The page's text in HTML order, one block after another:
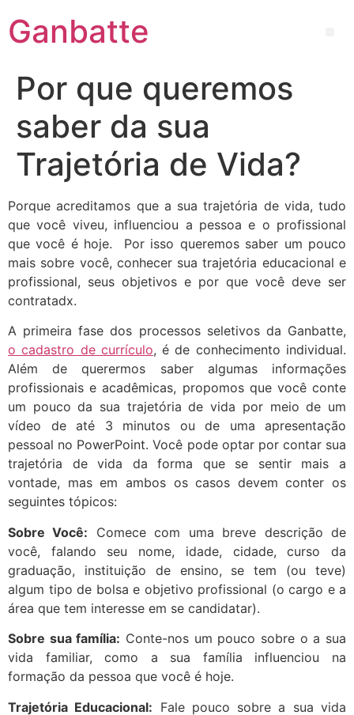
Ganbatte
Por que queremos
saber da sua
Trajetória de Vida?
Porque acreditamos que a sua trajetória de vida, tudo
que você viveu, influenciou a pessoa e o profissional
que você é hoje. Por isso queremos saber um pouco
mais sobre você, conhecer sua trajetória educacional e
profissional, seus objetivos e por que você deve ser
contratadx.
A primeira fase dos processos seletivos da Ganbatte,
o cadastro de currículo, é de conhecimento individual.
Além de querermos saber algumas informações
profissionais e acadêmicas, propomos que você conte
um pouco da sua trajetória de vida por meio de um
vídeo de até 3 minutos ou de uma apresentação
pessoal no PowerPoint. Você pode optar por contar sua
trajetória de vida da forma que se sentir mais a
vontade, mas em ambos os casos devem conter os
seguintes tópicos:
Sobre Você: Comece com uma breve descrição de
você, falando seu nome, idade, cidade, curso da
graduação, instituição de ensino, se tem (ou teve)
algum tipo de bolsa e objetivo profissional (o cargo e a
área que tem interesse em se candidatar).
Sobre sua família: Conte-nos um pouco sobre o a sua
vida familiar, como a sua família influenciou na
formação da pessoa que você é hoje.
Trajetória Educacional: Fale pouco sobre a sua vida